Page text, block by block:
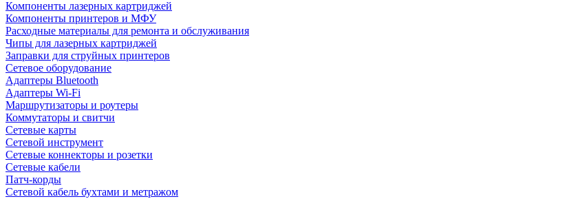
Компоненты лазерных картриджей
Компоненты принтеров и МФУ
Расходные материалы для ремонта и обслуживания
Чипы для лазерных картриджей
Заправки для струйных принтеров
Сетевое оборудование
Адаптеры Bluetooth
Адаптеры Wi-Fi
Маршрутизаторы и роутеры
Коммутаторы и свитчи
Сетевые карты
Сетевой инструмент
Сетевые коннекторы и розетки
Сетевые кабели
Патч-корды
Сетевой кабель бухтами и метражом